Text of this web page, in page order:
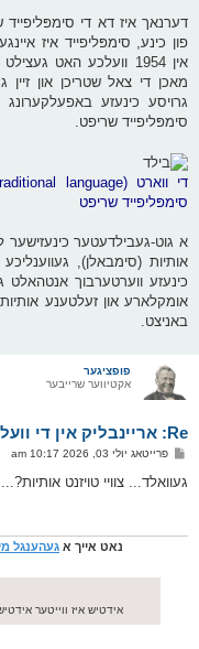
דערנאך איז דא די
פון כינע, סימפּליפייד איז
אין 1954 וועלכע האט
מאכן די צאל שטריכן און
גרויסע כינעזע באפעלקערונג
סימפּליפייד שריפט.
סימפּליפייד שריפט
אומקלארע און זעלטענע אותיות,
באניצט.
פופציגער
אקטיווער שרייבער
Re: אריינבליק אין די וועלטס מאדנסטע שפראך
פ
ו
פרייטאג יולי 03, 2026 10:17 am
געוואלד... צוויי טויזנט אותיות?...
נאט אייך א געהענגל
אידטיש איז ווייטער